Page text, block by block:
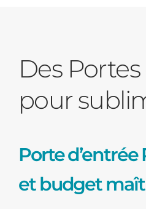
Des
pour
Porte
et budget